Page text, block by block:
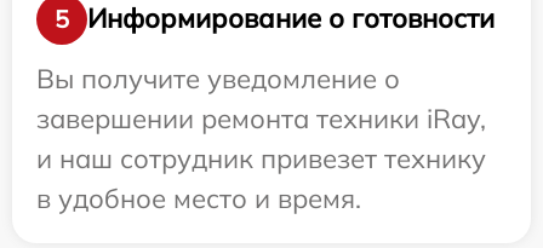
5
Информирование о готовности
Вы получите уведомление о
завершении ремонта техники iRay,
и наш сотрудник привезет технику
в удобное место и время.